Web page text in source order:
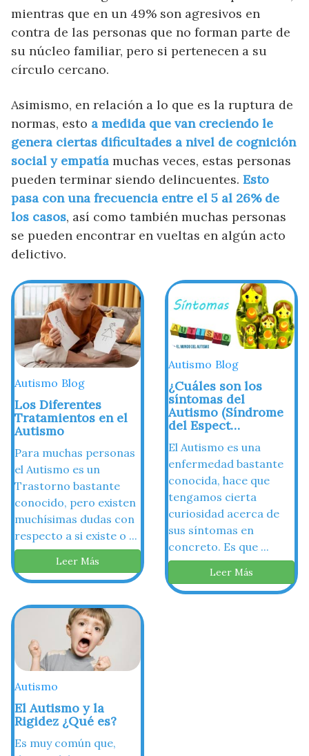
mientras que en un 49% son agresivos en
contra de las personas que no forman parte de
su núcleo familiar, pero si pertenecen a su
círculo cercano.
Asimismo, en relación a lo que es la ruptura de
normas, esto a medida que van creciendo le
genera ciertas dificultades a nivel de cognición
social y empatía muchas veces, estas personas
pueden terminar siendo delincuentes. Esto
pasa con una frecuencia entre el 5 al 26% de
los casos, así como también muchas personas
se pueden encontrar en vueltas en algún acto
delictivo.
Autismo Blog
Los Diferentes
Tratamientos en el
Autismo
Para muchas personas
el Autismo es un
Trastorno bastante
conocido, pero existen
muchísimas dudas con
respecto a si existe o ...
Leer Más
Autismo Blog
¿Cuáles son los
síntomas del
Autismo (Síndrome
del Espect…
El Autismo es una
enfermedad bastante
conocida, hace que
tengamos cierta
curiosidad acerca de
sus síntomas en
concreto. Es que ...
Leer Más
Autismo
El Autismo y la
Rigidez ¿Qué es?
Es muy común que,